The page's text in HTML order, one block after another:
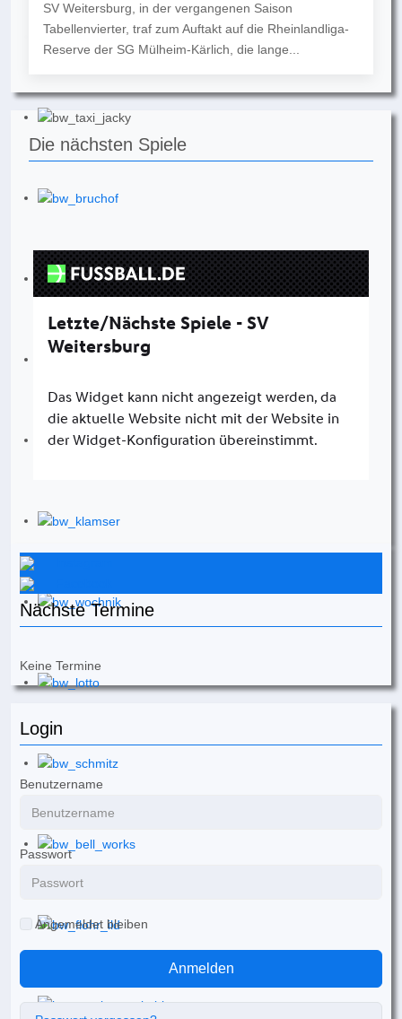
SV Weitersburg, in der vergangenen Saison
Tabellenvierter, traf zum Auftakt auf die Rheinlandliga-
Reserve der SG Mülheim-Kärlich, die lange...
Die nächsten Spiele
Nächste Termine
Keine Termine
Login
Benutzername
Passwort
Angemeldet bleiben
Anmelden